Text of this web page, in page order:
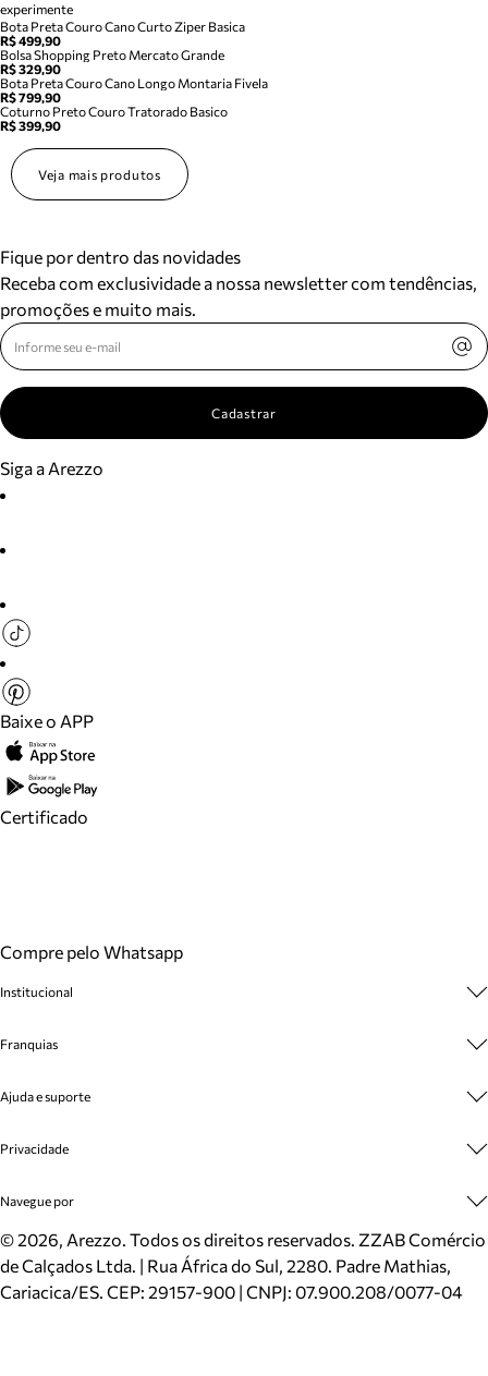
experimente
Bota Preta Couro Cano Curto Ziper Basica
R$ 499,90
Bolsa Shopping Preto Mercato Grande
R$ 329,90
Bota Preta Couro Cano Longo Montaria Fivela
R$ 799,90
Coturno Preto Couro Tratorado Basico
R$ 399,90
Veja mais produtos
Fique por dentro das novidades
Receba com exclusividade a nossa newsletter com tendências,
promoções e muito mais.
Cadastrar
Siga a Arezzo
Baixe o APP
Certificado
Compre pelo Whatsapp
Institucional
Cashback
Venda Corporativa
Mapa do Site
Inverno
Mundo Arezzo
Franquias
Plano de Negócio
Ajuda e suporte
Cadastro
Meus Pedidos
Trocas e Devoluções
Cartão Presente
Localizador de lojas
Privacidade
Politica e Privacidade
Navegue por
Sapatos
Bolsas
Scarpins
©2026, Arezzo. Todos os direitos reservados. ZZAB Comércio
de Calçados Ltda. | Rua África do Sul, 2280. Padre Mathias,
Cariacica/ES. CEP: 29157-900 | CNPJ: 07.900.208/0077-04